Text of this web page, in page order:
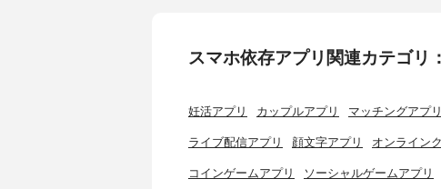
スマホ依存アプリ関連カテゴリ
妊活アプリ カップルアプリ マッチングアプリ
ライブ配信アプリ 顔文字アプリ オンライン
コインゲームアプリ ソーシャルゲームアプリ